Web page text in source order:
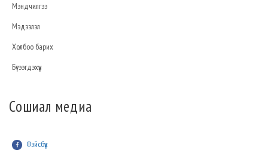
Мэндчилгээ
Мэдээлэл
Холбоо барих
Бүтээгдэхүүн
Сошиал медиа
Фэйсбүүк